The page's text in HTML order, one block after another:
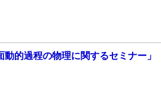
動的過程の物理に関するセミナー」